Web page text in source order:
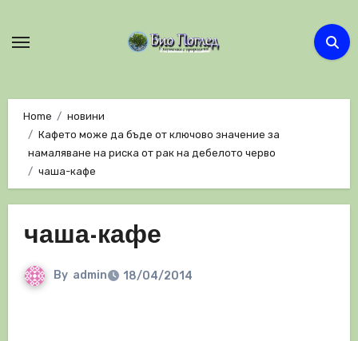
Home
новини
Кафето може да бъде от ключово значение за
намаляване на риска от рак на дебелото черво
чаша-кафе
чаша-кафе
By admin 18/04/2014